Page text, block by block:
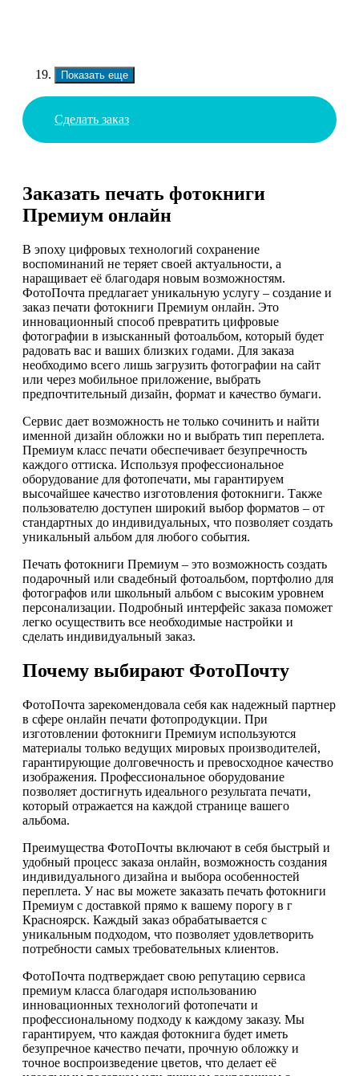
Показать еще
Сделать заказ
Заказать печать фотокниги
Премиум онлайн
В эпоху цифровых технологий сохранение
воспоминаний не теряет своей актуальности, а
наращивает её благодаря новым возможностям.
ФотоПочта предлагает уникальную услугу – создание и
заказ печати фотокниги Премиум онлайн. Это
инновационный способ превратить цифровые
фотографии в изысканный фотоальбом, который будет
радовать вас и ваших близких годами. Для заказа
необходимо всего лишь загрузить фотографии на сайт
или через мобильное приложение, выбрать
предпочтительный дизайн, формат и качество бумаги.
Сервис дает возможность не только сочинить и найти
именной дизайн обложки но и выбрать тип переплета.
Премиум класс печати обеспечивает безупречность
каждого оттиска. Используя профессиональное
оборудование для фотопечати, мы гарантируем
высочайшее качество изготовления фотокниги. Также
пользователю доступен широкий выбор форматов – от
стандартных до индивидуальных, что позволяет создать
уникальный альбом для любого события.
Печать фотокниги Премиум – это возможность создать
подарочный или свадебный фотоальбом, портфолио для
фотографов или школьный альбом с высоким уровнем
персонализации. Подробный интерфейс заказа поможет
легко осуществить все необходимые настройки и
сделать индивидуальный заказ.
Почему выбирают ФотоПочту
ФотоПочта зарекомендовала себя как надежный партнер
в сфере онлайн печати фотопродукции. При
изготовлении фотокниги Премиум используются
материалы только ведущих мировых производителей,
гарантирующие долговечность и превосходное качество
изображения. Профессиональное оборудование
позволяет достигнуть идеального результата печати,
который отражается на каждой странице вашего
альбома.
Преимущества ФотоПочты включают в себя быстрый и
удобный процесс заказа онлайн, возможность создания
индивидуального дизайна и выбора особенностей
переплета. У нас вы можете заказать печать фотокниги
Премиум с доставкой прямо к вашему порогу в г
Красноярск. Каждый заказ обрабатывается с
уникальным подходом, что позволяет удовлетворить
потребности самых требовательных клиентов.
ФотоПочта подтверждает свою репутацию сервиса
премиум класса благодаря использованию
инновационных технологий фотопечати и
профессиональному подходу к каждому заказу. Мы
гарантируем, что каждая фотокнига будет иметь
безупречное качество печати, прочную обложку и
точное воспроизведение цветов, что делает её